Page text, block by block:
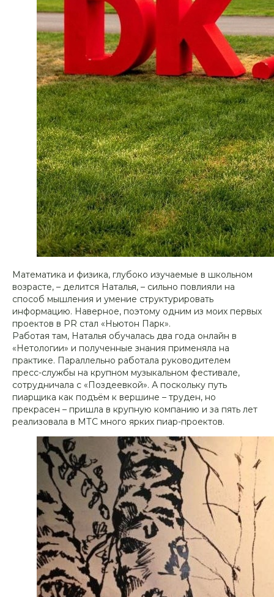
Математика и физика, глубоко изучаемые в школьном
возрасте, – делится Наталья, – сильно повлияли на
способ мышления и умение структурировать
информацию. Наверное, поэтому одним из моих первых
проектов в PR стал «Ньютон Парк».
Работая там, Наталья обучалась два года онлайн в
«Нетологии» и полученные знания применяла на
практике. Параллельно работала руководителем
пресс-службы на крупном музыкальном фестивале,
сотрудничала с «Поздеевкой». А поскольку путь
пиарщика как подъём к вершине – труден, но
прекрасен – пришла в крупную компанию и за пять лет
реализовала в МТС много ярких пиар-проектов.